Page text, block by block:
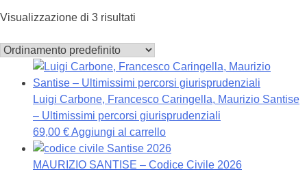
Visualizzazione di 3 risultati
Luigi Carbone, Francesco Caringella, Maurizio Santise
– Ultimissimi percorsi giurisprudenziali
69,00 €Aggiungi al carrello
MAURIZIO SANTISE – Codice Civile 2026